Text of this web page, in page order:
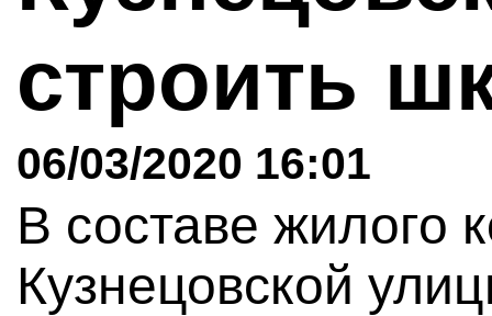
строить
06/03/2020 16:01
В составе жилого
Кузнецовской